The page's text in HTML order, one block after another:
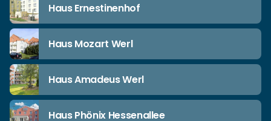
Haus Ernestinenhof
Haus Mozart Werl
Haus Amadeus Werl
Haus Phönix Hessenallee